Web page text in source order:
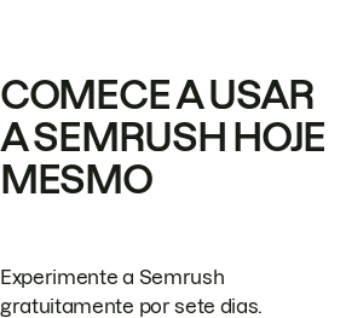
COMECE A USAR
A SEMRUSH HOJE
MESMO
Experimente a Semrush
gratuitamente por sete dias.